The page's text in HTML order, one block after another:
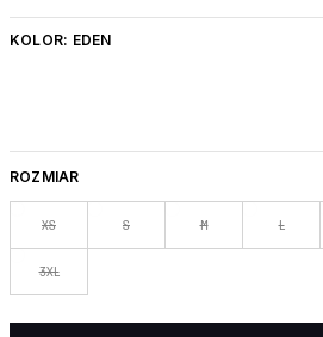
KOLOR: EDEN
ROZMIAR
XS S M L
3XL